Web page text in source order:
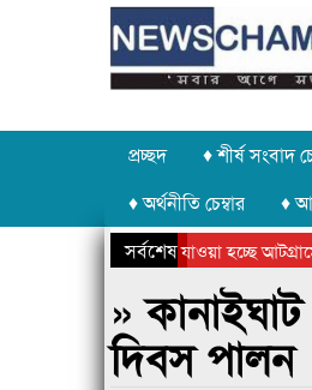
প্রচ্ছদ ♦ শীর্ষ সংবাদ
♦ অর্থনীতি চেম্বার
♦
সর্বশেষ
পাথর চুরি করে নিয়ে যাওয়া হচ্ছে আটগ্রামে
ক্রীড়া প্রতিযোগিতার পুরস্কার বিতরণ সম্পন্ন
»
দিবস পালন